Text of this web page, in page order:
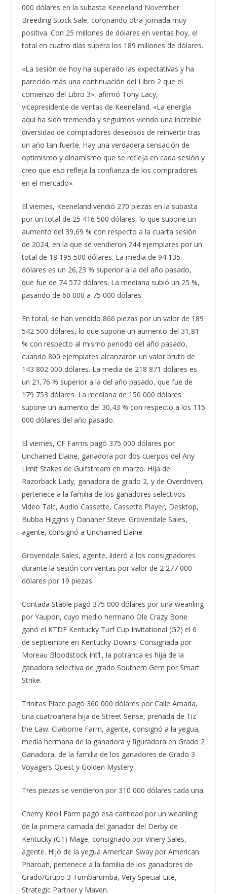
000 dólares en la subasta Keeneland November
Breeding Stock Sale, coronando otra jornada muy
positiva. Con 25 millones de dólares en ventas hoy, el
total en cuatro días supera los 189 millones de dólares.
«La sesión de hoy ha superado las expectativas y ha
parecido más una continuación del Libro 2 que el
comienzo del Libro 3», afirmó Tony Lacy,
vicepresidente de ventas de Keeneland. «La energía
aquí ha sido tremenda y seguimos viendo una increíble
diversidad de compradores deseosos de reinvertir tras
un año tan fuerte. Hay una verdadera sensación de
optimismo y dinamismo que se refleja en cada sesión y
creo que eso refleja la confianza de los compradores
en el mercado».
El viernes, Keeneland vendió 270 piezas en la subasta
por un total de 25 416 500 dólares, lo que supone un
aumento del 39,69 % con respecto a la cuarta sesión
de 2024, en la que se vendieron 244 ejemplares por un
total de 18 195 500 dólares. La media de 94 135
dólares es un 26,23 % superior a la del año pasado,
que fue de 74 572 dólares. La mediana subió un 25 %,
pasando de 60 000 a 75 000 dólares.
En total, se han vendido 866 piezas por un valor de 189
542 500 dólares, lo que supone un aumento del 31,81
% con respecto al mismo periodo del año pasado,
cuando 800 ejemplares alcanzaron un valor bruto de
143 802 000 dólares. La media de 218 871 dólares es
un 21,76 % superior a la del año pasado, que fue de
179 753 dólares. La mediana de 150 000 dólares
supone un aumento del 30,43 % con respecto a los 115
000 dólares del año pasado.
El viernes, CF Farms pagó 375 000 dólares por
Unchained Elaine, ganadora por dos cuerpos del Any
Limit Stakes de Gulfstream en marzo. Hija de
Razorback Lady, ganadora de grado 2, y de Overdriven,
pertenece a la familia de los ganadores selectivos
Video Talc, Audio Cassette, Cassette Player, Desktop,
Bubba Higgins y Danaher Steve. Grovendale Sales,
agente, consignó a Unchained Elaine.
Grovendale Sales, agente, lideró a los consignadores
durante la sesión con ventas por valor de 2 277 000
dólares por 19 piezas.
Contada Stable pagó 375 000 dólares por una weanling
por Yaupon, cuyo medio hermano Ole Crazy Bone
ganó el KTDF Kentucky Turf Cup Invitational (G2) el 6
de septiembre en Kentucky Downs. Consignada por
Moreau Bloodstock Int’l., la potranca es hija de la
ganadora selectiva de grado Southern Gem por Smart
Strike.
Trinitas Place pagó 360 000 dólares por Calle Amada,
una cuatroañera hija de Street Sense, preñada de Tiz
the Law. Claiborne Farm, agente, consignó a la yegua,
media hermana de la ganadora y figuradora en Grado 2
Ganadora, de la familia de los ganadores de Grado 3
Voyagers Quest y Golden Mystery.
Tres piezas se vendieron por 310 000 dólares cada una.
Cherry Knoll Farm pagó esa cantidad por un weanling
de la primera camada del ganador del Derby de
Kentucky (G1) Mage, consignado por Vinery Sales,
agente. Hijo de la yegua American Sway por American
Pharoah, pertenece a la familia de los ganadores de
Grado/Grupo 3 Tumbarumba, Very Special Lite,
Strategic Partner y Maven.